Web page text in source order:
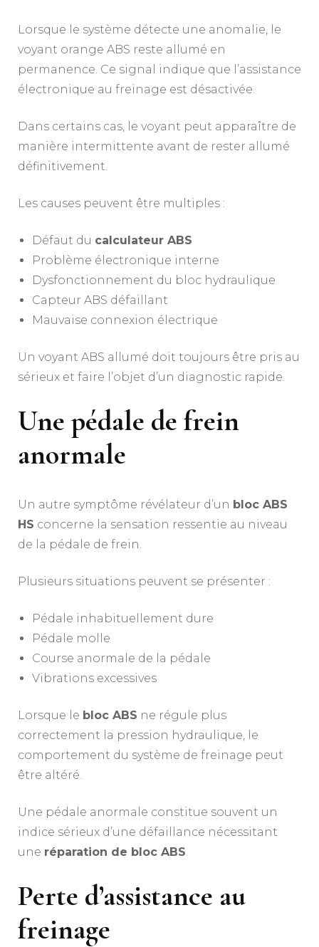
Lorsque le système détecte une anomalie, le
voyant orange ABS reste allumé en
permanence. Ce signal indique que l’assistance
électronique au freinage est désactivée.
Dans certains cas, le voyant peut apparaître de
manière intermittente avant de rester allumé
définitivement.
Les causes peuvent être multiples :
Défaut du calculateur ABS
Problème électronique interne
Dysfonctionnement du bloc hydraulique
Capteur ABS défaillant
Mauvaise connexion électrique
Un voyant ABS allumé doit toujours être pris au
sérieux et faire l’objet d’un diagnostic rapide.
Une pédale de frein
anormale
Un autre symptôme révélateur d’un bloc ABS
HS concerne la sensation ressentie au niveau
de la pédale de frein.
Plusieurs situations peuvent se présenter :
Pédale inhabituellement dure
Pédale molle
Course anormale de la pédale
Vibrations excessives
Lorsque le bloc ABS ne régule plus
correctement la pression hydraulique, le
comportement du système de freinage peut
être altéré.
Une pédale anormale constitue souvent un
indice sérieux d’une défaillance nécessitant
une réparation de bloc ABS
Perte d’assistance au
freinage